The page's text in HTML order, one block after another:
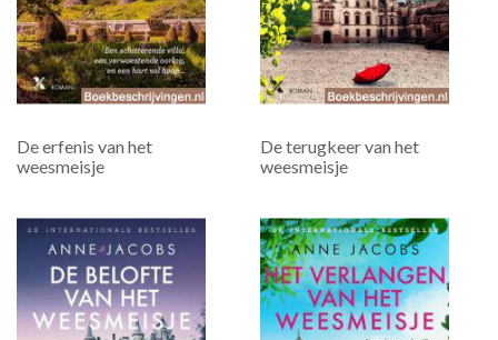
De erfenis van het
weesmeisje
De terugkeer van het
weesmeisje